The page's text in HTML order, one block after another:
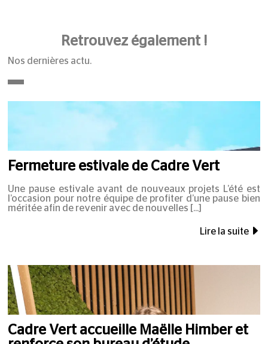
Retrouvez également !
Nos dernières actu.
Fermeture estivale de Cadre Vert
Une pause estivale avant de nouveaux projets L’été est
l’occasion pour notre équipe de profiter d’une pause bien
méritée afin de revenir avec de nouvelles
Lire la suite
Cadre Vert accueille Maëlle Himber et